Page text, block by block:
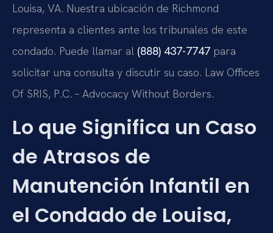
Louisa, VA. Nuestra ubicación de Richmond
representa a clientes ante los tribunales de este
condado. Puede llamar al (888) 437-7747 para
solicitar una consulta y discutir su caso. Law Offices
Of SRIS, P.C. – Advocacy Without Borders.
Lo que Significa un Caso
de Atrasos de
Manutención Infantil en
el Condado de Louisa,